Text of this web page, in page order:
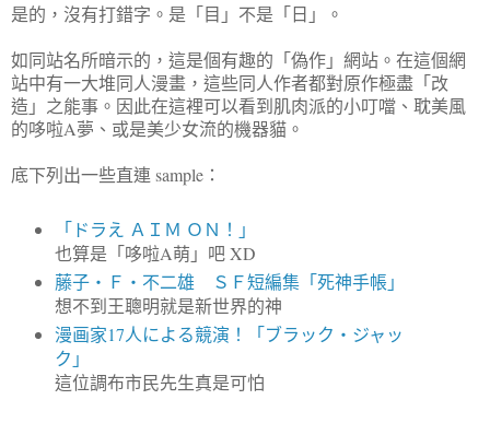
是的，沒有打錯字。是「目」不是「日」。
如同站名所暗示的，這是個有趣的「偽作」網站。在這個網
站中有一大堆同人漫畫，這些同人作者都對原作極盡「改
造」之能事。因此在這裡可以看到肌肉派的小叮噹、耽美風
的哆啦A夢、或是美少女流的機器貓。
底下列出一些直連 sample：
「ドラえ ＡＩＭ ＯＮ！」
也算是「哆啦A萌」吧 XD
藤子・Ｆ・不二雄 ＳＦ短編集「死神手帳」
想不到王聰明就是新世界的神
漫画家17人による競演！「ブラック・ジャッ
ク」
這位調布市民先生真是可怕